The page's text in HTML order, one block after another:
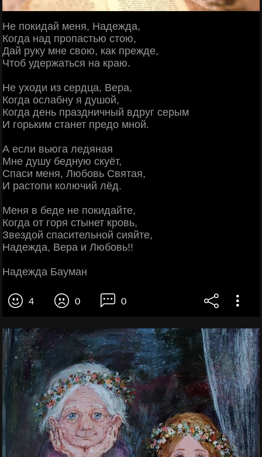
Не покидай меня, Надежда,
Когда над пропастью стою,
Дай руку мне свою, как прежде,
Чтоб удержаться на краю.
Не уходи из сердца, Вера,
Когда ослабну я душой,
Когда день праздничный вдруг серым
И горьким станет предо мной.
А если вьюга ледяная
Мне душу бедную скуёт,
Спаси меня, Любовь Святая,
И растопи колючий лёд.
Меня в беде не покидайте,
Когда от горя стынет кровь,
Звездой спасительной сияйте,
Надежда, Вера и Любовь!!
Надежда Бауман
4 0 0